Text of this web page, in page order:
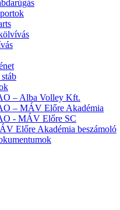
– Alba Volley Kft.
– MÁV Előre Akadémia
- MÁV Előre SC
Előre Akadémia beszámoló